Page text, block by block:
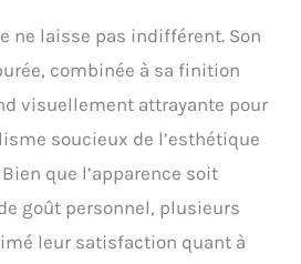
ne laisse pas indifférent. Son
combinée à sa finition
visuellement attrayante pour
soucieux de l’esthétique
que l’apparence soit
goût personnel, plusieurs
leur satisfaction quant à